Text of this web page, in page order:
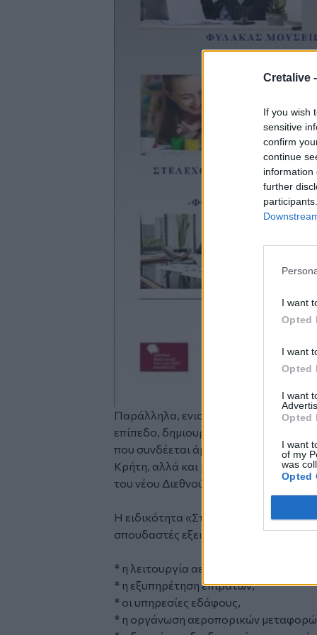
Cretalive
If you wish
sensitive
confirm
continue
information
further
I want
Opted
I want
Opted
I want
Opted
I want
of my
was
Opted
Παράλληλα, ενισχύει τις
επίπεδο, δημιουργώντας σημαντικές
που συνδέεται άμεσα με την
Κρήτη, αλλά και με τις αναπτυξιακές
του νέου Διεθνούς Αεροδρομίου
Η ειδικότητα «Στέλεχος Υπηρεσιών
σπουδαστές εξειδικευμένες γνώσεις
* η λειτουργία αεροδρομίων,
* η εξυπηρέτηση επιβατών,
* οι υπηρεσίες εδάφους,
* η οργάνωση αεροπορικών